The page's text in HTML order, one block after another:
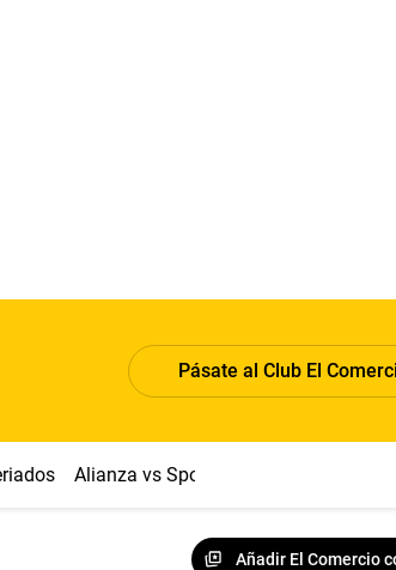
Pásate al Club El
Alianza vs Sport Boys
Añadir El Comercio